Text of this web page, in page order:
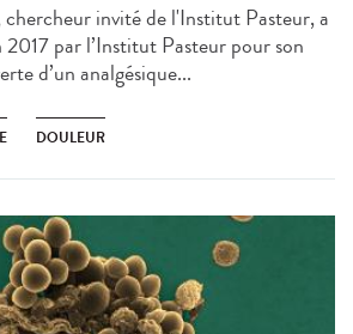
invité de l'Institut Pasteur, a
par l’Institut Pasteur pour son
d’un analgésique...
DOULEUR